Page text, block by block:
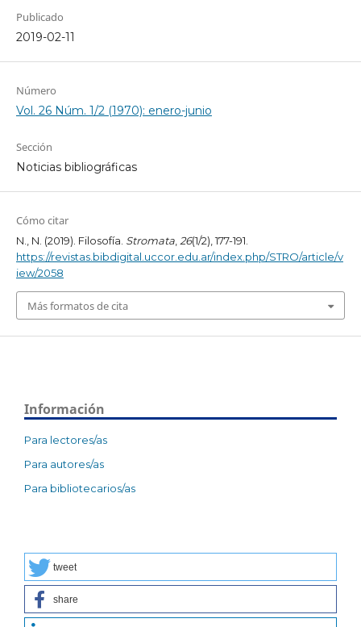
Publicado
2019-02-11
Número
Vol. 26 Núm. 1/2 (1970): enero-junio
Sección
Noticias bibliográficas
Cómo citar
N., N. (2019). Filosofía. Stromata,26(1/2), 177-191.
https://revistas.bibdigital.uccor.edu.ar/index.php/STRO/article/v
iew/2058
Más formatos de cita
Información
Para lectores/as
Para autores/as
Para bibliotecarios/as
tweet
share